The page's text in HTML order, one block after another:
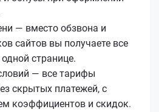
— вместо обзвона и
сайтов вы получаете все
странице.
— все тарифы
скрытых платежей, с
коэффициентов и скидок.